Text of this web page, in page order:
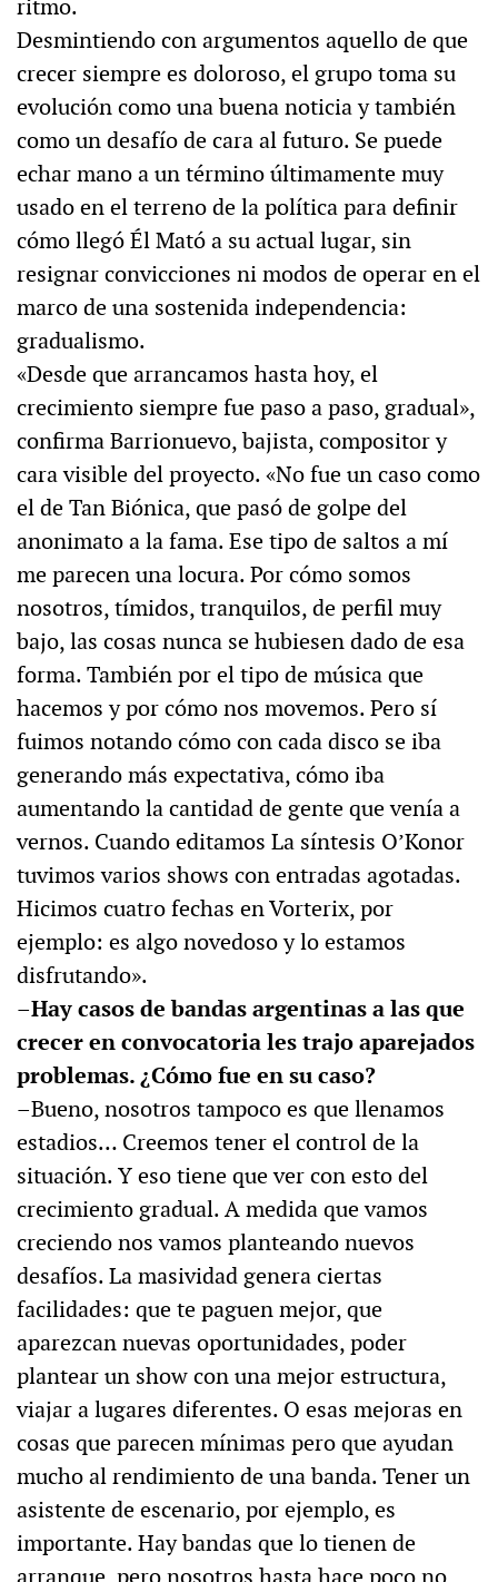
ritmo.
Desmintiendo con argumentos aquello de que
crecer siempre es doloroso, el grupo toma su
evolución como una buena noticia y también
como un desafío de cara al futuro. Se puede
echar mano a un término últimamente muy
usado en el terreno de la política para definir
cómo llegó Él Mató a su actual lugar, sin
resignar convicciones ni modos de operar en el
marco de una sostenida independencia:
gradualismo.
«Desde que arrancamos hasta hoy, el
crecimiento siempre fue paso a paso, gradual»,
confirma Barrionuevo, bajista, compositor y
cara visible del proyecto. «No fue un caso como
el de Tan Biónica, que pasó de golpe del
anonimato a la fama. Ese tipo de saltos a mí
me parecen una locura. Por cómo somos
nosotros, tímidos, tranquilos, de perfil muy
bajo, las cosas nunca se hubiesen dado de esa
forma. También por el tipo de música que
hacemos y por cómo nos movemos. Pero sí
fuimos notando cómo con cada disco se iba
generando más expectativa, cómo iba
aumentando la cantidad de gente que venía a
vernos. Cuando editamos La síntesis O’Konor
tuvimos varios shows con entradas agotadas.
Hicimos cuatro fechas en Vorterix, por
ejemplo: es algo novedoso y lo estamos
disfrutando».
–Hay casos de bandas argentinas a las que
crecer en convocatoria les trajo aparejados
problemas. ¿Cómo fue en su caso?
–Bueno, nosotros tampoco es que llenamos
estadios… Creemos tener el control de la
situación. Y eso tiene que ver con esto del
crecimiento gradual. A medida que vamos
creciendo nos vamos planteando nuevos
desafíos. La masividad genera ciertas
facilidades: que te paguen mejor, que
aparezcan nuevas oportunidades, poder
plantear un show con una mejor estructura,
viajar a lugares diferentes. O esas mejoras en
cosas que parecen mínimas pero que ayudan
mucho al rendimiento de una banda. Tener un
asistente de escenario, por ejemplo, es
importante. Hay bandas que lo tienen de